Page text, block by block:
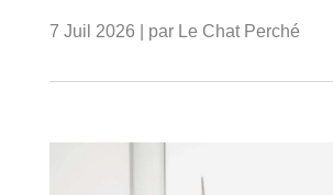
7 Juil 2026 | par Le Chat Perché